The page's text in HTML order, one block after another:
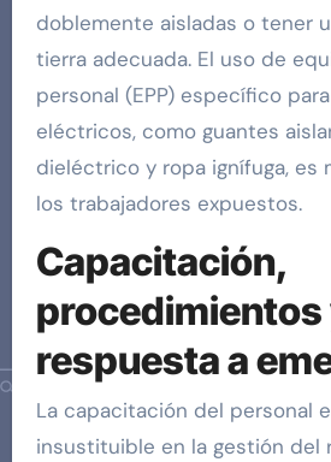
doblemente aisladas o tener
tierra adecuada. El uso de
personal (EPP) específico
eléctricos, como guantes
dieléctrico y ropa ignífuga, es
los trabajadores expuestos.
Capacitación,
procedimientos
respuesta a
La capacitación del personal
insustituible en la gestión del